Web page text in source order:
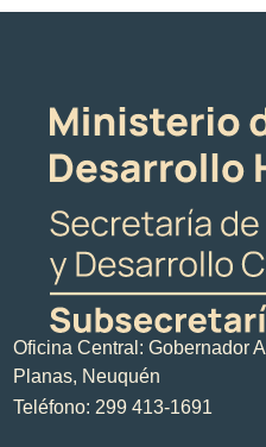
Oficina Central: Gobernador
Planas, Neuquén
Teléfono: 299 413-1691